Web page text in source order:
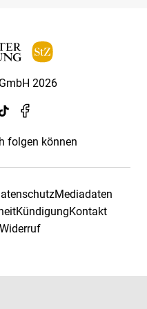
2026
folgen können
Mediadaten
KündigungKontakt
Widerruf